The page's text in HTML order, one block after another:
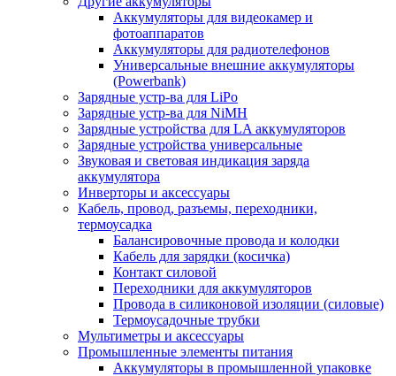
Аккумуляторы для видеокамер и
фотоаппаратов
Аккумуляторы для радиотелефонов
Универсальные внешние аккумуляторы
(Powerbank)
Зарядные устр-ва для LiPo
Зарядные устр-ва для NiMH
Зарядные устройства для LA аккумуляторов
Зарядные устройства универсальные
Звуковая и световая индикация заряда
аккумулятора
Инверторы и аксессуары
Кабель, провод, разъемы, переходники,
термоусадка
Балансировочные провода и колодки
Кабель для зарядки (косичка)
Контакт силовой
Переходники для аккумуляторов
Провода в силиконовой изоляции (силовые)
Термоусадочные трубки
Мультиметры и аксессуары
Промышленные элементы питания
Аккумуляторы в промышленной упаковке